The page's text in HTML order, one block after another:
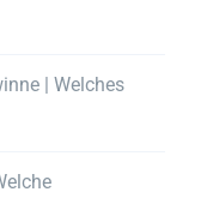
| Welches